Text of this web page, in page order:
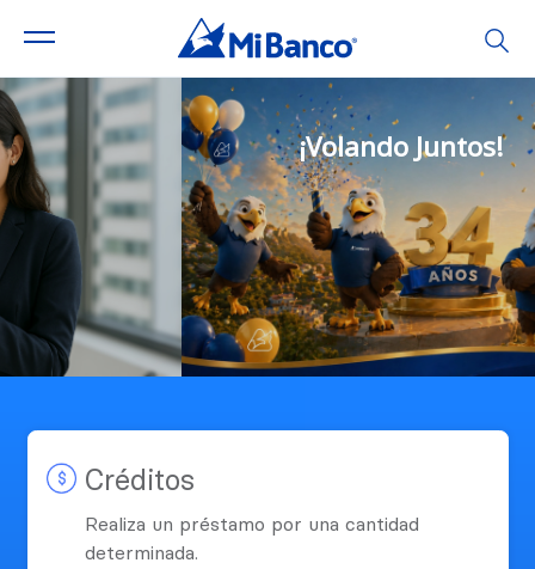
¡Volando Juntos!
Créditos
Realiza un préstamo por una cantidad
determinada.